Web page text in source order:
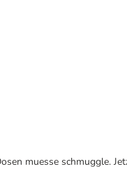
muesse schmuggle.